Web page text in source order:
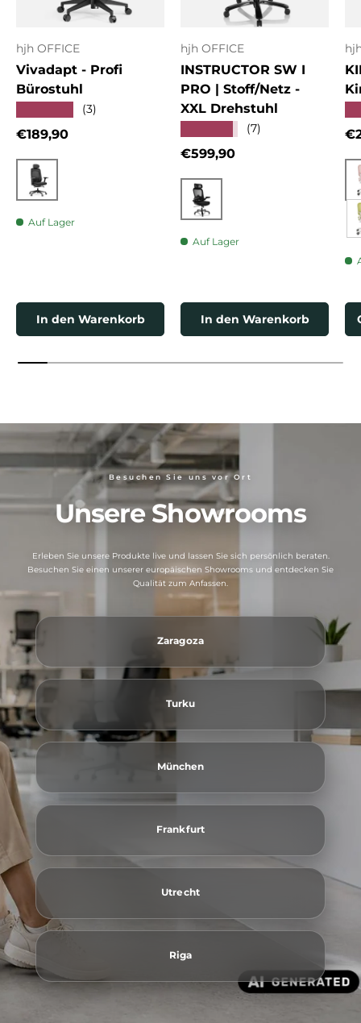
hjh OFFICE
Vivadapt - Profi
Bürostuhl
(3)
Normaler Preis
€189,90
Schwarz
Auf Lager
In den Warenkorb
hjh OFFICE
INSTRUCTOR SW I
PRO | Stoff/Netz -
XXL Drehstuhl
(7)
Normaler Preis
€599,90
Schwarz
Auf Lager
In den Warenkorb
Besuchen Sie uns vor Ort
Unsere Showrooms
Erleben Sie unsere Produkte live und lassen Sie sich persönlich beraten.
Besuchen Sie einen unserer europäischen Showrooms und entdecken Sie
Qualität zum Anfassen.
Zaragoza
Turku
München
Frankfurt
Utrecht
Riga